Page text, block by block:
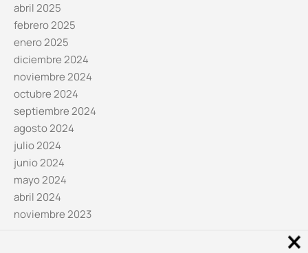
abril 2025
febrero 2025
enero 2025
diciembre 2024
noviembre 2024
octubre 2024
septiembre 2024
agosto 2024
julio 2024
junio 2024
mayo 2024
abril 2024
noviembre 2023